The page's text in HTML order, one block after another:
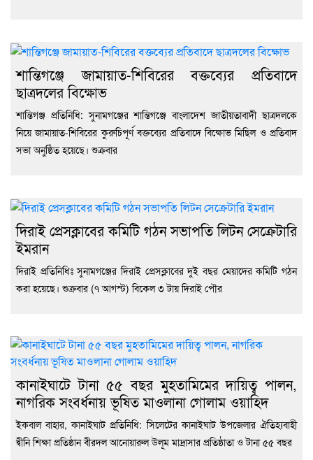
শান্তিগঞ্জে জামায়াত-শিবিরের বক্তব্যের প্রতিবাদে
ছাত্রদলের বিক্ষোভ
শান্তিগঞ্জ প্রতিনিধি: সুনামগঞ্জের শান্তিগঞ্জে বাংলাদেশ জাতীয়তাবাদী ছাত্রদলকে
নিয়ে জামায়াত-শিবিরের কুরুচিপূর্ণ বক্তব্যের প্রতিবাদে বিক্ষোভ মিছিল ও প্রতিবাদ
সভা অনুষ্ঠিত হয়েছে। শুক্রবার
দিরাই প্রেসক্লাবের কমিটি গঠন সভাপতি লিটন সেক্রেটারি
ইমরান
দিরাই প্রতিনিধিঃ সুনামগঞ্জের দিরাই প্রেসক্লাবের দুই বছর মেয়াদের কমিটি গঠন
করা হয়েছে। শুক্রবার (৭ আগস্ট) বিকেল ৩ টায় দিরাই পৌর
কানাইঘাটে টানা ৫৫ বছর মুহতামিমের দায়িত্ব পালন,
নাগরিক সংবর্ধনায় ভূষিত মাওলানা গোলাম ওয়াহিদ
ইকবাল বাহার, কানাইঘাট প্রতিনিধি: সিলেটের কানাইঘাট উপজেলার ঐতিহ্যবাহী
দ্বীনি শিক্ষা প্রতিষ্ঠান বীরদল আনোয়ারুল উলূম মাদ্রাসার প্রতিষ্ঠাতা ও টানা ৫৫ বছর